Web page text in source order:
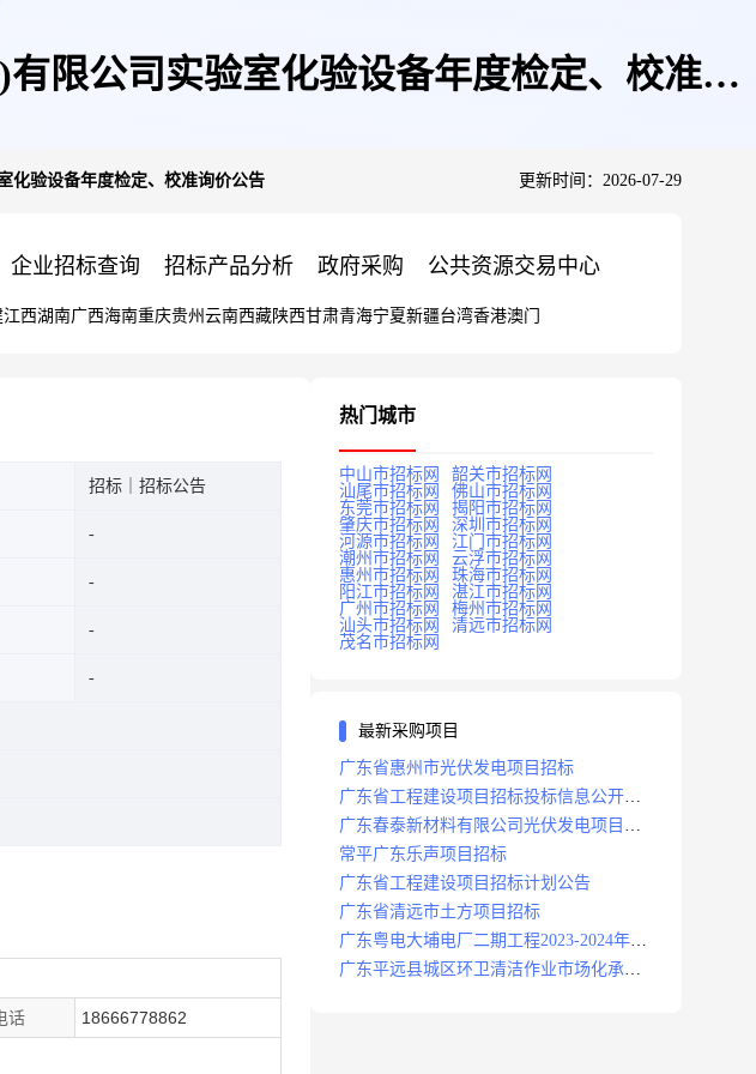
限公司实验室化验设备年度检定、校准询
化验设备年度检定、校准询价公告 更新时间：2026-07-29
企业招标查询 招标产品分析 政府采购 公共资源交易中心
江西湖南广西海南重庆贵州 云南西藏陕西甘肃青海宁夏新疆台湾香港澳门
招标｜招标公告
话 18666778862
热门城市
中山市招标网
韶关市招标网
汕尾市招标网
佛山市招标网
东莞市招标网
揭阳市招标网
肇庆市招标网
深圳市招标网
河源市招标网
江门市招标网
潮州市招标网
云浮市招标网
惠州市招标网
珠海市招标网
阳江市招标网
湛江市招标网
广州市招标网
梅州市招标网
汕头市招标网
清远市招标网
茂名市招标网
最新采购项目
广东省惠州市光伏发电项目招标
广东省工程建设项目招标投标信息公开目
录
广东春泰新材料有限公司光伏发电项目招
标
常平广东乐声项目招标
广东省工程建设项目招标计划公告
广东省清远市土方项目招标
广东粤电大埔电厂二期工程2023-2024年度
安保服务项目招标公告
广东平远县城区环卫清洁作业市场化承包